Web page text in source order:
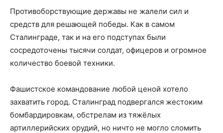
Противоборствующие державы не жалели сил и
средств для решающей победы. Как в самом
Сталинграде, так и на его подступах были
сосредоточены тысячи солдат, офицеров и огромное
количество боевой техники.
Фашистское командование любой ценой хотело
захватить город. Сталинград подвергался жестоким
бомбардировкам, обстрелам из тяжёлых
артиллерийских орудий, но ничто не могло сломить